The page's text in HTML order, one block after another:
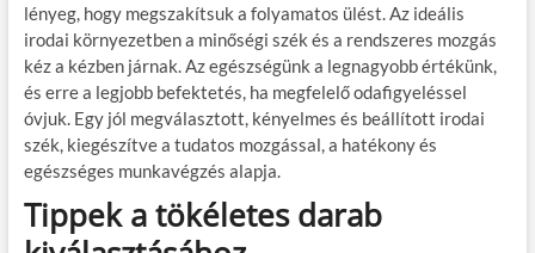
lényeg, hogy megszakítsuk a folyamatos ülést. Az ideális
irodai környezetben a minőségi szék és a rendszeres mozgás
kéz a kézben járnak. Az egészségünk a legnagyobb értékünk,
és erre a legjobb befektetés, ha megfelelő odafigyeléssel
óvjuk. Egy jól megválasztott, kényelmes és beállított irodai
szék, kiegészítve a tudatos mozgással, a hatékony és
egészséges munkavégzés alapja.
Tippek a tökéletes darab